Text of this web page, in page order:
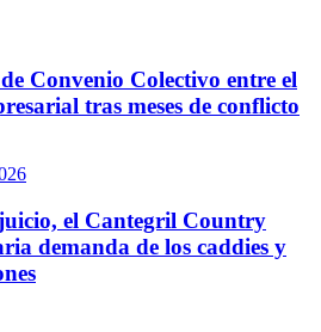
Convenio Colectivo entre el
tras meses de conflicto
el Cantegril Country
demanda de los caddies y